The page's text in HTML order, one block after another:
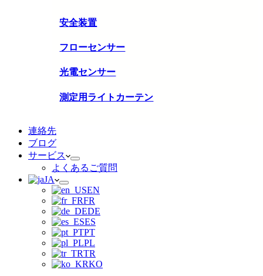
安全装置
フローセンサー
光電センサー
測定用ライトカーテン
連絡先
ブログ
サービス
よくあるご質問
JA
EN
FR
DE
ES
PT
PL
TR
KO